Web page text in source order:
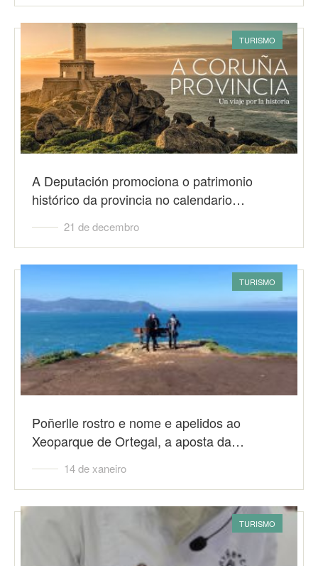
TURISMO
A Deputación promociona o patrimonio
histórico da provincia no calendario…
21 de decembro
TURISMO
Poñerlle rostro e nome e apelidos ao
Xeoparque de Ortegal, a aposta da…
14 de xaneiro
TURISMO